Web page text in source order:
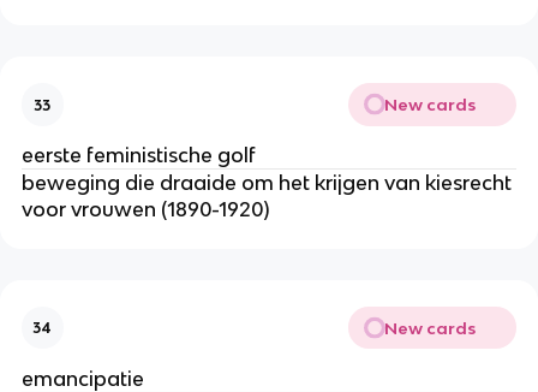
33 New cards
eerste feministische golf
beweging die draaide om het krijgen van kiesrecht
voor vrouwen (1890-1920)
34 New cards
emancipatie